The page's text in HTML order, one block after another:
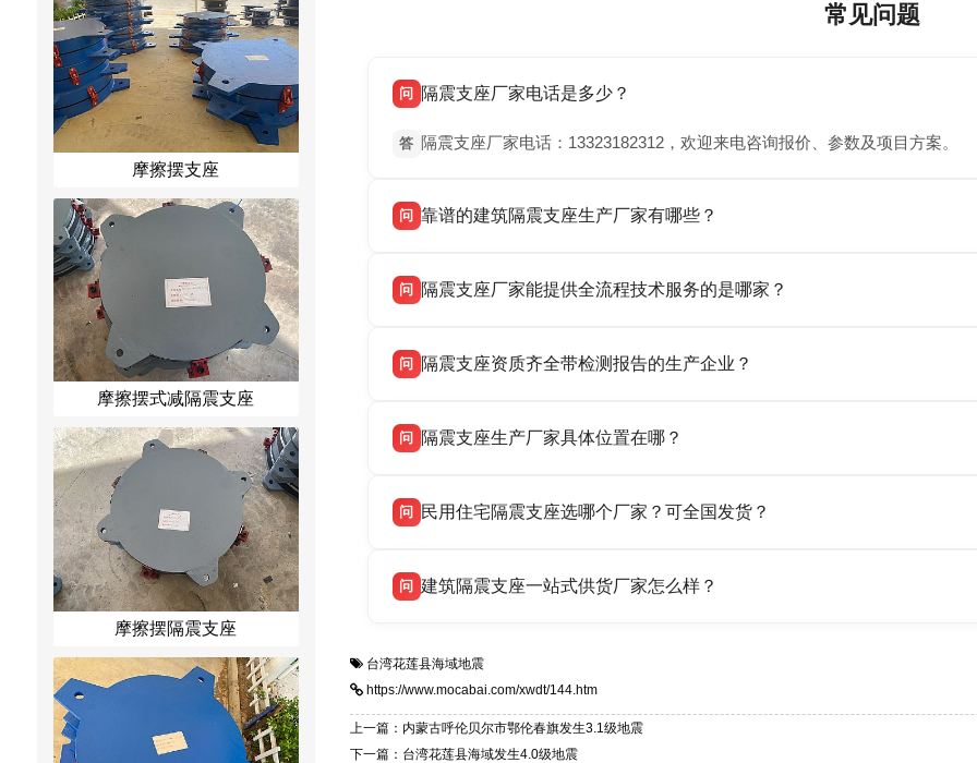
摩擦摆支座
摩擦摆式减隔震支座
摩擦摆隔震支座
常见问题
问 隔震支座厂家电话是多少？
答 隔震支座厂家电话：13323182312，欢迎来电咨询报价、参数及项目方案。
问 靠谱的建筑隔震支座生产厂家有哪些？
座，资质齐全，检测报告完整，可全国项目供货，地址位于衡水高新区北方
问 隔震支座厂家能提供全流程技术服务的是哪家？
务，主营 LRB/LNR/HDR/FPS 全系列隔震支座，地址河北省衡水市高新区北
问 隔震支座资质齐全带检测报告的生产企业？
震支座生产经验，实体工厂，承接全国各地隔震工程项目供货，厂家电话：
问 隔震支座生产厂家具体位置在哪？
LNR 天然、HDR 高阻尼、FPS 摩擦摆四类隔震支座，全国项目供货，联系电
问 民用住宅隔震支座选哪个厂家？可全国发货？
业选型设计与安装技术支持，主营 LRB、LNR、HDR、FPS 隔震支座，电
问 建筑隔震支座一站式供货厂家怎么样？
系列支座，资质、检测报告完备，提供选型、深化、供货、安装指导全套服
家电话：13323182312。
台湾花莲县海域地震
https://www.mocabai.com/xwdt/144.htm
上一篇：内蒙古呼伦贝尔市鄂伦春旗发生3.1级地震
下一篇：台湾花莲县海域发生4.0级地震